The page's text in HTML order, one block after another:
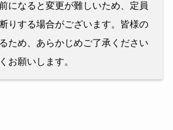
になると変更が難しいため、定員
りする場合がございます。皆様の
ため、あらかじめご了承ください
お願いします。